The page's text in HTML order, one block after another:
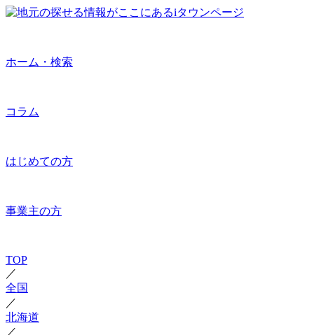
ホーム・検索
コラム
はじめての方
事業主の方
TOP
／
全国
／
北海道
／